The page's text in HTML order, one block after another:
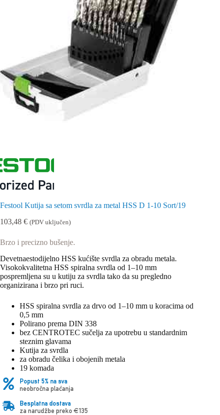
Festool Kutija sa setom svrdla za metal HSS D 1-10 Sort/19
103,48 € (PDV uključen)
Brzo i precizno bušenje.
Devetnaestodijelno HSS kućište svrdla za obradu metala.
Visokokvalitetna HSS spiralna svrdla od 1–10 mm
pospremljena su u kutiju za svrdla tako da su pregledno
organizirana i brzo pri ruci.
HSS spiralna svrdla za drvo od 1–10 mm u koracima od
0,5 mm
Polirano prema DIN 338
bez CENTROTEC sučelja za upotrebu u standardnim
steznim glavama
Kutija za svrdla
za obradu čelika i obojenih metala
19 komada
Popust 5% na sva
neobročna plaćanja
Besplatna dostava
za narudžbe preko €135